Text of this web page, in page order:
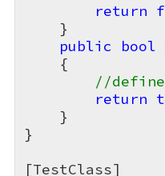
return
    }
public
bool
{
//define
return
    }
}